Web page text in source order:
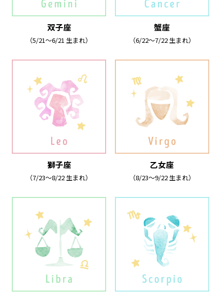
双子座
（5/21～6/21 生まれ）
蟹座
（6/22～7/22 生まれ）
獅子座
（7/23～8/22 生まれ）
乙女座
（8/23～9/22 生まれ）